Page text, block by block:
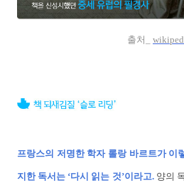
출처_
프랑스의 저명한 학자 롤랑 바르트가 이
지한 독서는 ‘다시 읽는 것’이라고.양의